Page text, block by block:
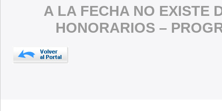
A LA FECHA NO EXISTE
HONORARIOS –